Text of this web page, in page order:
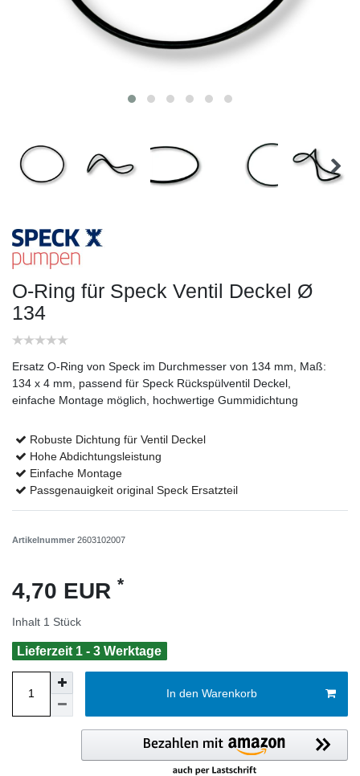
O-Ring für Speck Ventil Deckel Ø
134
Ersatz O-Ring von Speck im Durchmesser von 134 mm, Maß:
134 x 4 mm, passend für Speck Rückspülventil Deckel,
einfache Montage möglich, hochwertige Gummidichtung
Robuste Dichtung für Ventil Deckel
Hohe Abdichtungsleistung
Einfache Montage
Passgenauigkeit original Speck Ersatzteil
Artikelnummer 2603102007
4,70 EUR *
Inhalt 1 Stück
Lieferzeit 1 - 3 Werktage
In den Warenkorb